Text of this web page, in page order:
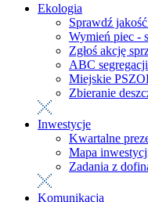
Ekologia
Sprawdź
Wymień piec -
Zgłoś akcję
ABC
Miejskie
Zbieranie
Inwestycje
Kwartalne
Mapa
Zadania z
Komunikacja